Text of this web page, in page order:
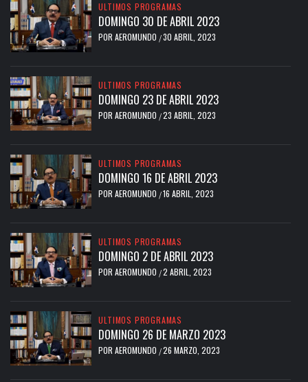
ULTIMOS PROGRAMAS
DOMINGO 30 DE ABRIL 2023
POR AEROMUNDO /30 ABRIL, 2023
ULTIMOS PROGRAMAS
DOMINGO 23 DE ABRIL 2023
POR AEROMUNDO /23 ABRIL, 2023
ULTIMOS PROGRAMAS
DOMINGO 16 DE ABRIL 2023
POR AEROMUNDO /16 ABRIL, 2023
ULTIMOS PROGRAMAS
DOMINGO 2 DE ABRIL 2023
POR AEROMUNDO /2 ABRIL, 2023
ULTIMOS PROGRAMAS
DOMINGO 26 DE MARZO 2023
POR AEROMUNDO /26 MARZO, 2023